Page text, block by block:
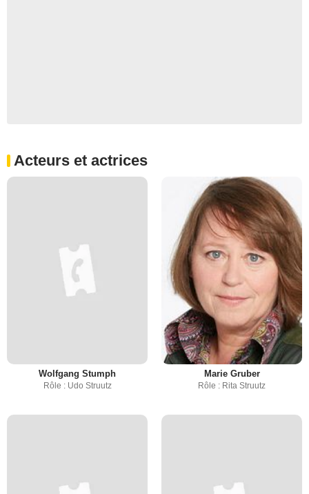
Acteurs et actrices
Wolfgang Stumph
Rôle : Udo Struutz
Marie Gruber
Rôle : Rita Struutz